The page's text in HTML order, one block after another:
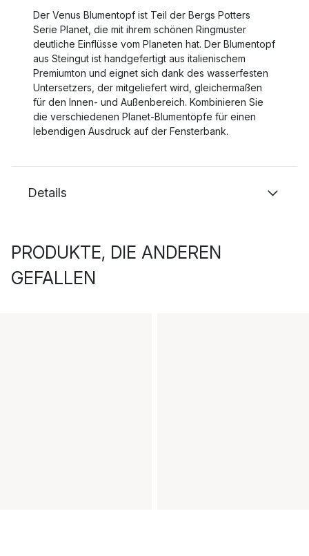
Der Venus Blumentopf ist Teil der Bergs Potters
Serie Planet, die mit ihrem schönen Ringmuster
deutliche Einflüsse vom Planeten hat. Der Blumentopf
aus Steingut ist handgefertigt aus italienischem
Premiumton und eignet sich dank des wasserfesten
Untersetzers, der mitgeliefert wird, gleichermaßen
für den Innen- und Außenbereich. Kombinieren Sie
die verschiedenen Planet-Blumentöpfe für einen
lebendigen Ausdruck auf der Fensterbank.
Details
PRODUKTE, DIE ANDEREN
GEFALLEN